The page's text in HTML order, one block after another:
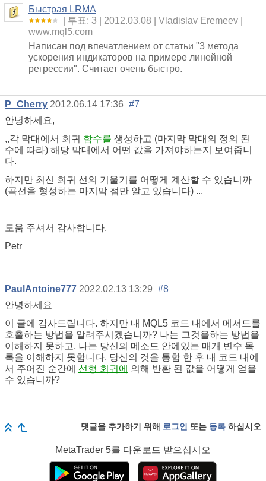
Быстрая LRMA
투표: 3
2012.03.08
Vladislav Eremeev
www.mql5.com
Написан под впечатлением от статьи "3 метода
ускорения индикаторов на примере линейной
регрессии". Считает очень быстро.
P_Cherry 2012.06.14 17:36 #7
안녕하세요,
,,각 막대에서 회귀 함수를 생성하고 (마지막 막대의 정의 된
수에 따라) 해당 막대에서 어떤 값을 가져야하는지 보여줍니
다.
하지만 최신 회귀 선의 기울기를 어떻게 계산할 수 있습니까
(곡선을 형성하는 마지막 점만 알고 있습니다) ...
도움 주셔서 감사합니다.
Petr
PaulAntoine777 2022.02.13 13:29 #8
안녕하세요
이 글에 감사드립니다. 하지만 내 MQL5 코드 내에서 메서드를
호출하는 방법을 알려주시겠습니까? 나는 그것을하는 방법을
이해하지 못하고, 나는 당신의 메소드 안에있는 매개 변수 목
록을 이해하지 못합니다. 당신의 것을 통합 한 후 내 코드 내에
서 주어진 순간에 선형 회귀에 의해 반환 된 값을 어떻게 얻을
수 있습니까?
댓글을 추가하기 위해 로그인 또는 등록 하십시오
MetaTrader 5를 다운로드 받으십시오